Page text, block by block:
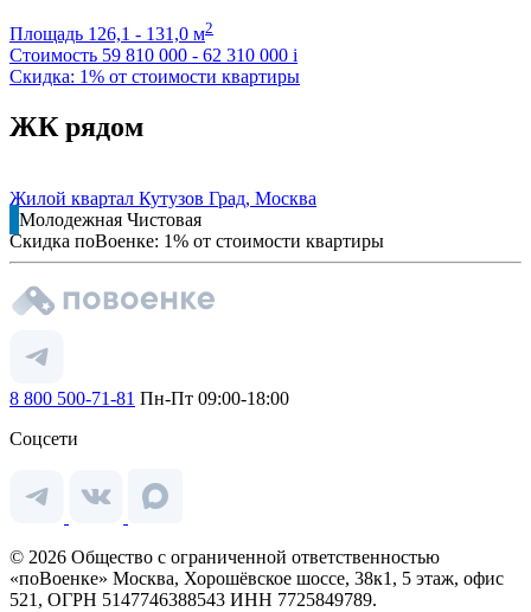
Площадь 126,1 - 131,0 м2
Стоимость 59 810 000 - 62 310 000 i
Скидка: 1% от стоимости квартиры
ЖК рядом
Жилой квартал Кутузов Град, Москва
Молодежная Чистовая
Скидка поВоенке: 1% от стоимости квартиры
8 800 500-71-81 Пн-Пт 09:00-18:00
Соцсети
© 2026 Общество с ограниченной ответственностью
«поВоенке» Москва, Хорошёвское шоссе, 38к1, 5 этаж, офис
521, ОГРН 5147746388543 ИНН 7725849789.